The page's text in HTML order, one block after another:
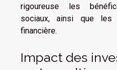
rigoureuse les
sociaux, ainsi que les
financière.
Impact des